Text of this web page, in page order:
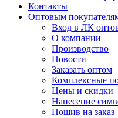
Контакты
Оптовым
Вход в ЛК
О компании
Производство
Новости
Заказать оптом
Комплексные
Цены и скидки
Нанесение
Пошив на заказ